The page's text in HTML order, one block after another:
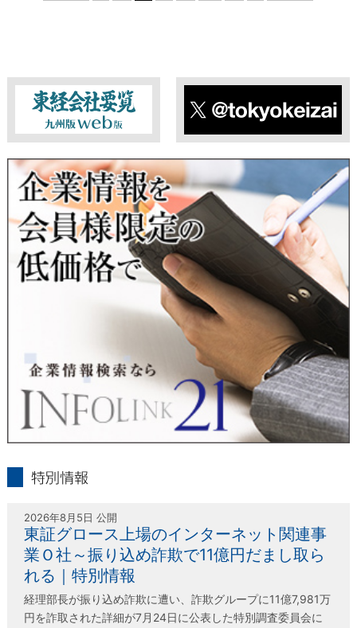
東経会社要覧web版 X
2026年8月5日 公開
東証グロース上場のインターネット関連事
業Ｏ社～振り込め詐欺で11億円だまし取ら
れる｜特別情報
経理部長が振り込め詐欺に遭い、詐欺グループに11億7,981万
円を詐取された詳細が7月24日に公表した特別調査委員会に